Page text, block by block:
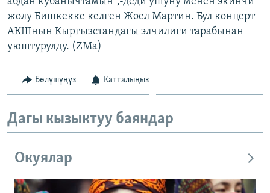
ЫҢГАЙСЫЗ СУРООЛОР
ЭЕ/АРнун бардык сайттары
жолу Бишкекке келген Жоел Мартин. Бул концерт
АКШнын Кыргызстандагы элчилиги тарабынан
уюштурулду. (ZMa)
Бөлүшүңүз Катталыңыз
Дагы кызыктуу баяндар
Окуялар